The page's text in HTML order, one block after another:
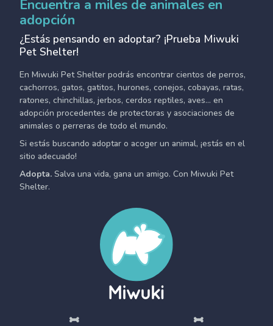
Encuentra a miles de animales en
adopción
¿Estás pensando en adoptar? ¡Prueba Miwuki
Pet Shelter!
En Miwuki Pet Shelter podrás encontrar cientos de perros,
cachorros, gatos, gatitos, hurones, conejos, cobayas, ratas,
ratones, chinchillas, jerbos, cerdos reptiles, aves... en
adopción procedentes de protectoras y asociaciones de
animales o perreras de todo el mundo.
Si estás buscando adoptar o acoger un animal, ¡estás en el
sitio adecuado!
Adopta. Salva una vida, gana un amigo. Con Miwuki Pet
Shelter.